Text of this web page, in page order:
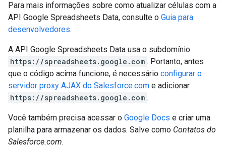
Para mais informações sobre como atualizar células com a
API Google Spreadsheets Data, consulte o Guia para
desenvolvedores.
A API Google Spreadsheets Data usa o subdomínio
https://spreadsheets.google.com . Portanto, antes
que o código acima funcione, é necessário configurar o
servidor proxy AJAX do Salesforce.com e adicionar
https://spreadsheets.google.com .
Você também precisa acessar o Google Docs e criar uma
planilha para armazenar os dados. Salve como Contatos do
Salesforce.com.